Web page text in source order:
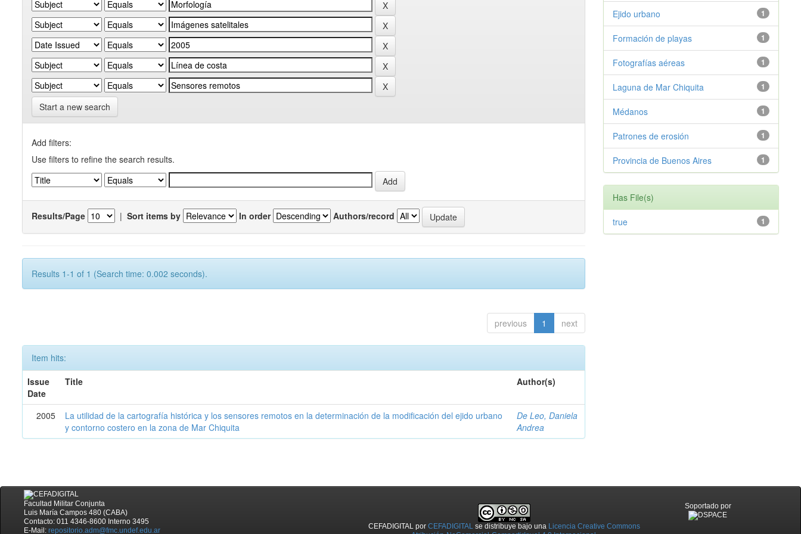
Start a new search
Add filters:
Use filters to refine the search results.
Results/Page | Sort items by In order Authors/record
Results 1-1 of 1 (Search time: 0.002 seconds).
previous 1 next
Item hits:
Issue
Date
Title Author(s)
2005
La utilidad de la cartografía histórica y los sensores remotos en la determinación de la modificación del ejido urbano
y contorno costero en la zona de Mar Chiquita
De Leo, Daniela
Andrea
1
Ejido urbano
1
Formación de playas
1
Fotografías aéreas
1
Laguna de Mar Chiquita
1
Médanos
1
Patrones de erosión
1
Provincia de Buenos Aires
Has File(s)
1
true
Facultad Militar Conjunta
Luis María Campos 480 (CABA)
Contacto: 011 4346-8600 Interno 3495
E-Mail: repositorio.adm@fmc.undef.edu.ar CEFADIGITAL porCEFADIGITAL se distribuye bajo una Licencia Creative Commons
Soportado por